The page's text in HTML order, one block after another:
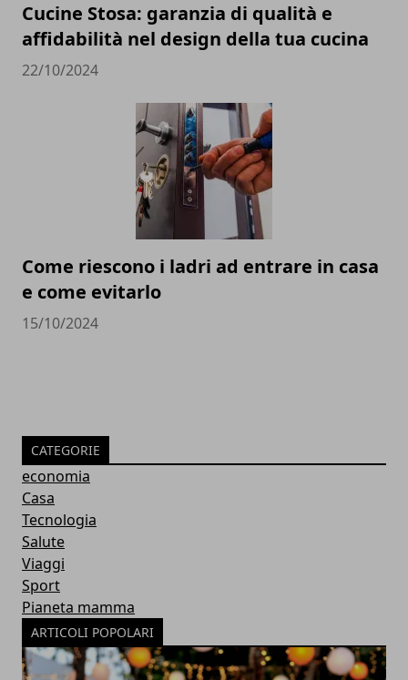
Cucine Stosa: garanzia di qualità e
affidabilità nel design della tua cucina
22/10/2024
Come riescono i ladri ad entrare in casa
e come evitarlo
15/10/2024
CATEGORIE
economia
Casa
Tecnologia
Salute
Viaggi
Sport
Pianeta mamma
ARTICOLI POPOLARI